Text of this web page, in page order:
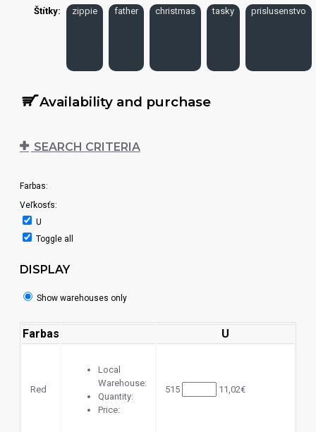
Štítky: zippie father christmas tasky prislusenstvo
Availability and purchase
SEARCH CRITERIA
Farbas:
Veľkosťs:
U
Toggle all
DISPLAY
Show warehouses only
Farbas U
Red
Local
Warehouse:
Quantity:
Price:
515 11,02€